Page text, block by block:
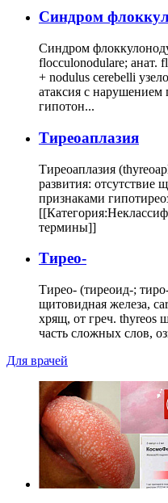
Cиндром
Синдром
flocculonodulare; анат.
+ nodulus cerebelli
атаксия с нарушением
гипотон...
Тиреоаплазия
Тиреоаплазия
развития: отсутствие
признаками
термины]]
Тирео-
Тирео- (тиреоид-;
щитовидная железа,
хрящ, от греч. thyreos
часть сложных слов,
Для врачей